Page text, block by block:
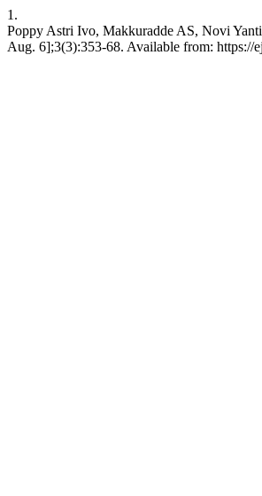
1.
Poppy Astri Ivo, Makkuradde AS, Novi
Aug. 6];3(3):353-68. Available from: https://